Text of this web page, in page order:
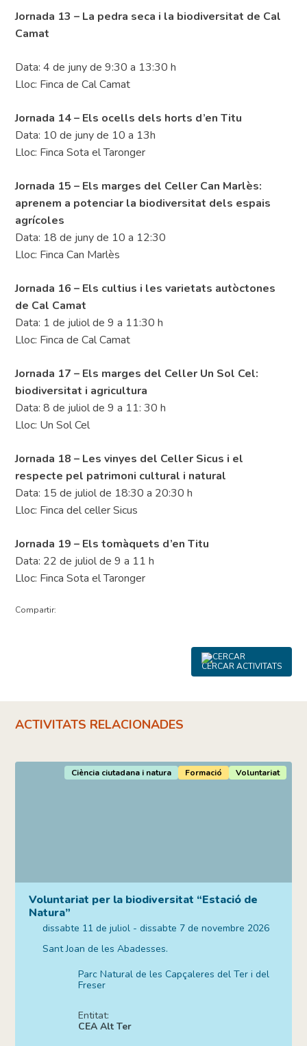
Jornada 13 – La pedra seca i la biodiversitat de Cal
Camat
Data: 4 de juny de 9:30 a 13:30 h
Lloc: Finca de Cal Camat
Jornada 14 – Els ocells dels horts d’en Titu
Data: 10 de juny de 10 a 13h
Lloc: Finca Sota el Taronger
Jornada 15 – Els marges del Celler Can Marlès:
aprenem a potenciar la biodiversitat dels espais
agrícoles
Data: 18 de juny de 10 a 12:30
Lloc: Finca Can Marlès
Jornada 16 – Els cultius i les varietats autòctones
de Cal Camat
Data: 1 de juliol de 9 a 11:30 h
Lloc: Finca de Cal Camat
Jornada 17 – Els marges del Celler Un Sol Cel:
biodiversitat i agricultura
Data: 8 de juliol de 9 a 11: 30 h
Lloc: Un Sol Cel
Jornada 18 – Les vinyes del Celler Sicus i el
respecte pel patrimoni cultural i natural
Data: 15 de juliol de 18:30 a 20:30 h
Lloc: Finca del celler Sicus
Jornada 19 – Els tomàquets d’en Titu
Data: 22 de juliol de 9 a 11 h
Lloc: Finca Sota el Taronger
Compartir:
CERCAR ACTIVITATS
ACTIVITATS RELACIONADES
Voluntariat per la biodiversitat “Estació de
Natura”
dissabte 11 de juliol - dissabte 7 de novembre 2026
Sant Joan de les Abadesses.
Ciència ciutadana i natura Formació Voluntariat
Parc Natural de les Capçaleres del Ter i del
Freser
Entitat:
CEA Alt Ter